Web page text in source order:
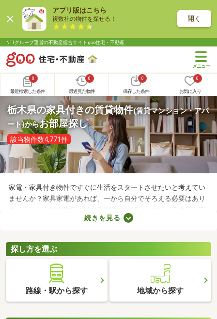
アプリ版はこちら
複数社の物件を探せる！ 開く
NTTグループ運営の不動産総合サイト goo住宅・不動産
0
最近検索した条件
0
最近見た物件
0
保存した条件
0
お気に入り
栃木県の家具付きの賃貸物件(賃貸マンション・アパ
ート)からお部屋探し
該当物件数4,771件
家電・家具付き物件ですぐに生活をスタートさせたいと考えてい
ませんか？家具家電があれば、一から自分でそろえる必要はあり
ません。お布団や生活用品のみ用意すればいいので、新生活を楽
に始められます。ここでは、家電・家具付きの物件を紹介しま
見つけたら内見予約をしてみましょう。
続きを見る
探し方を選ぶ
路線・駅から探す 地域から探す